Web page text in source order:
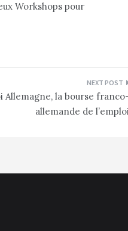
Workshops pour
Allemagne, la bourse franco-
allemande de